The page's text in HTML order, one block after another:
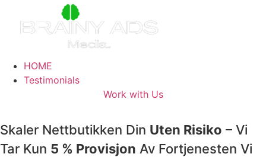
content
HOME
Testimonials
Work with Us
Skaler Nettbutikken Din Uten Risiko – Vi
Tar Kun 5 % Provisjon Av Fortjenesten Vi